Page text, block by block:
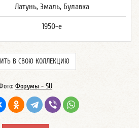
Латунь, Эмаль, Булавка
1950-е
В СВОЮ КОЛЛЕКЦИЮ
Форумы - SU